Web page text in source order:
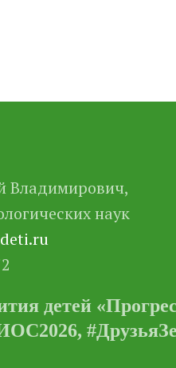
Владимирович,
наук
детей